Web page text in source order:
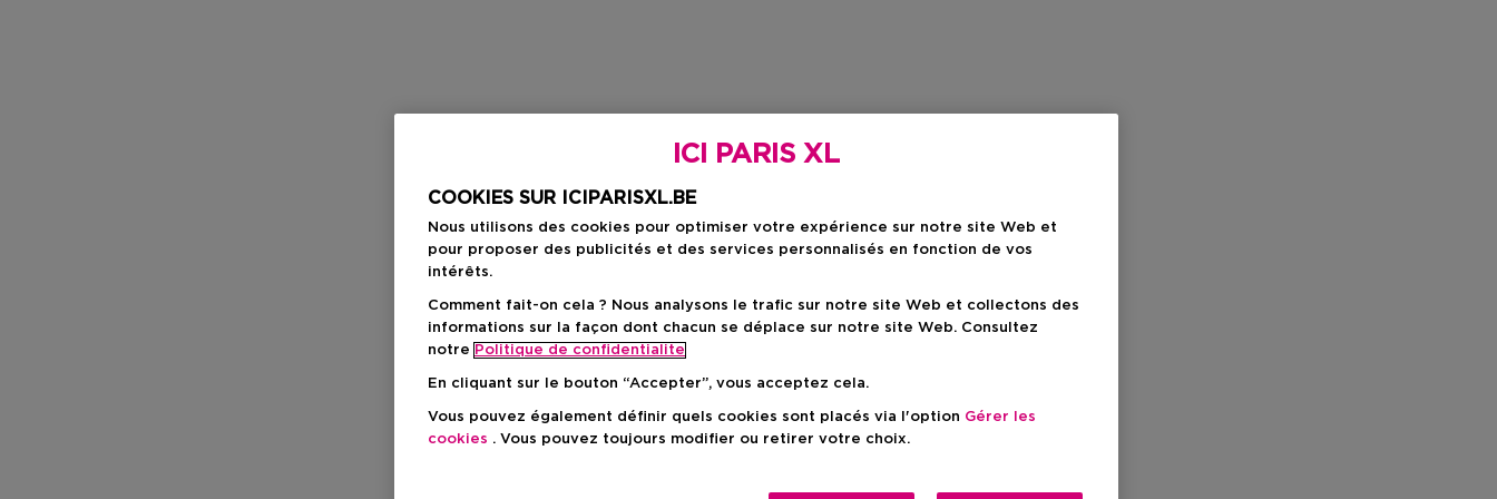
ICI PARIS XL
COOKIES SUR ICIPARISXL.BE
Nous utilisons des cookies pour optimiser votre expérience sur notre site Web et
pour proposer des publicités et des services personnalisés en fonction de vos
intérêts.
Comment fait-on cela ? Nous analysons le trafic sur notre site Web et collectons des
informations sur la façon dont chacun se déplace sur notre site Web. Consultez
notre Politique de confidentialite
En cliquant sur le bouton “Accepter”, vous acceptez cela.
Vous pouvez également définir quels cookies sont placés via l'option Gérer les
cookies . Vous pouvez toujours modifier ou retirer votre choix.